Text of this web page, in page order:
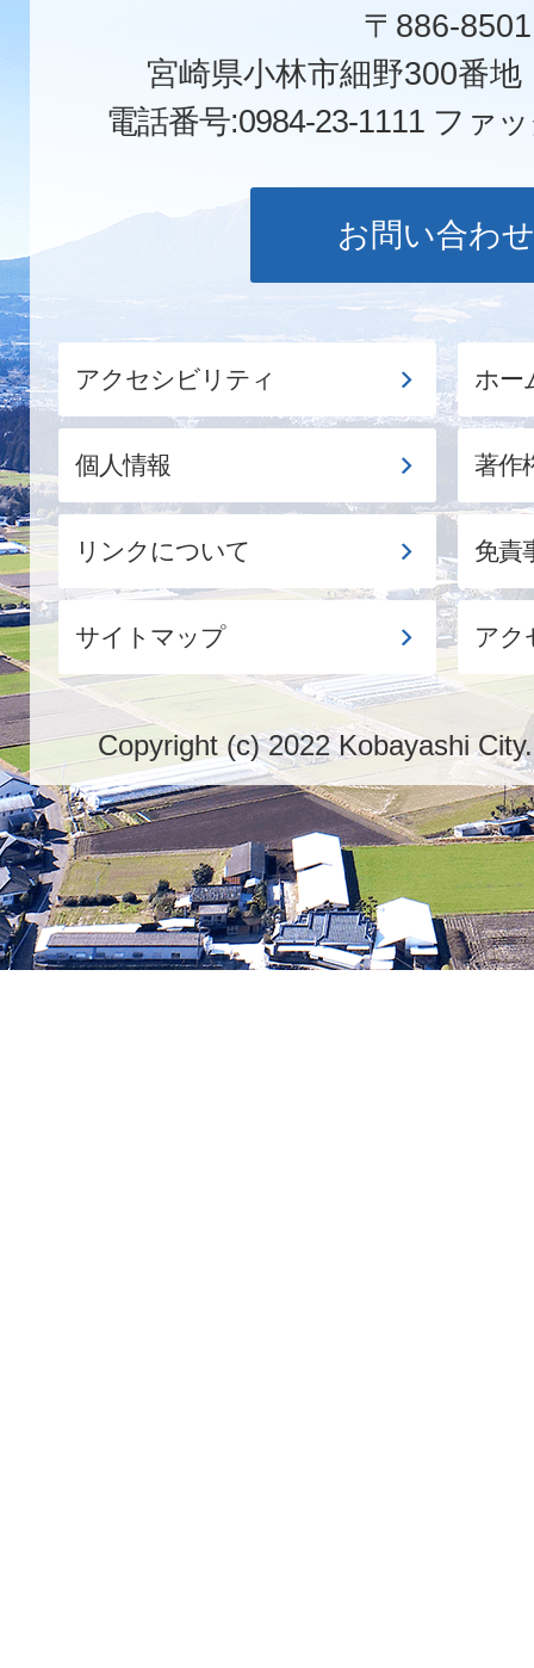
〒886-8501
宮崎県小林市細野300番
電話番号:0984-23-1111 ファ
お問い合わせ
アクセシビリティ ホー
個人情報 著作
リンクについて 免責
サイトマップ アク
Copyright (c) 2022 Kobayashi